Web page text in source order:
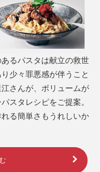
るパスタは献立の救世
少々罪悪感が伴うこと
さんが、ボリュームが
スタレシピをご提案。
る簡単さもうれしいか